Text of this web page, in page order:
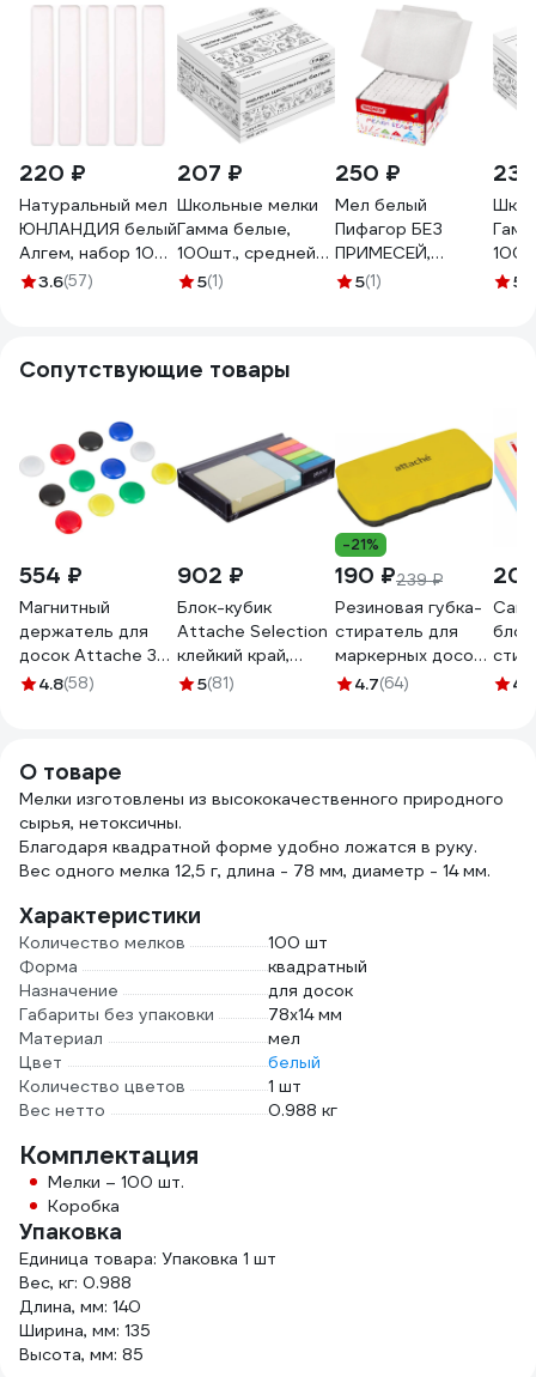
220 ₽
Натуральный мел
ЮНЛАНДИЯ белый
Алгем, набор 100
шт, квадратный
3.6(57)
207 ₽
Школьные мелки
Гамма белые,
100шт., средней
твердости,
280120212
5(1)
250 ₽
Мел белый
Пифагор БЕЗ
ПРИМЕСЕЙ,
квадратный, 100
5(1) 5
Сопутствующие товары
554 ₽
Магнитный
держатель для
досок Attache 30
мм, 12 шт., ассорти
4.8(58)
902 ₽
Блок-кубик
Attache Selection
клейкий край,
стикеры 76х76
5(81)
-21%
190 ₽239 ₽
Резиновая губка-
стиратель для
маркерных досок
Attache Economy
4.7(64)
блок
3004.5
О товаре
Мелки изготовлены из высококачественного природного
сырья, нетоксичны.
Благодаря квадратной форме удобно ложатся в руку.
Вес одного мелка 12,5 г, длина - 78 мм, диаметр - 14 мм.
Характеристики
Количество мелков
100 шт
Форма
квадратный
Назначение
для досок
Габариты без упаковки
78х14 мм
Материал
мел
Цвет
белый
Количество цветов
1 шт
Вес нетто
0.988 кг
Комплектация
Мелки – 100 шт.
Коробка
Упаковка
Единица товара: Упаковка 1 шт
Вес, кг: 0.988
Длина, мм: 140
Ширина, мм: 135
Высота, мм: 85